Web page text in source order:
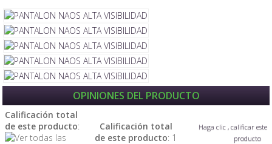
OPINIONES DEL PRODUCTO
Calificación total
de este producto:
Calificación total
de este producto: 1
Haga clic , calificar este
producto